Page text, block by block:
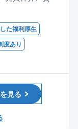
に携われる
全国トップ
定性も抜群
対策、漏水
から、
経験できる
収納/支払業
ク、宅配ボ
ー含む）使用
た福利厚生
度あり
見る